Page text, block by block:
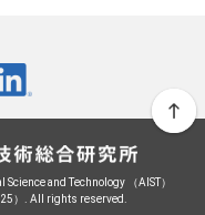
and Technology （AIST）
）. All rights reserved.